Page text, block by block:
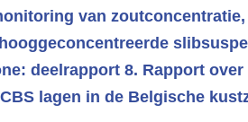
van zoutconcentratie,
deelrapport 8. Rapport over
lagen in de Belgische